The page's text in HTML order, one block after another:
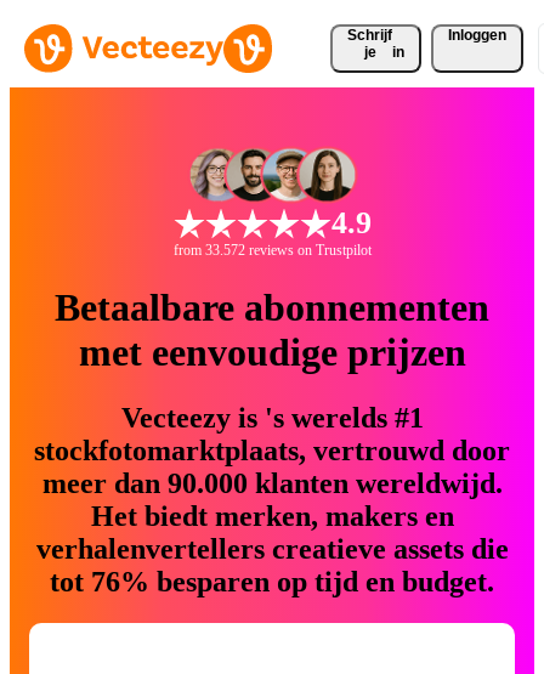
Schrijf
je
in
Inloggen
4.9
from 33.572 reviews on Trustpilot
Betaalbare abonnementen
met eenvoudige prijzen
Vecteezy is 's werelds #1
stockfotomarktplaats, vertrouwd door
meer dan 90.000 klanten wereldwijd.
Het biedt merken, makers en
verhalenvertellers creatieve assets die
tot 76% besparen op tijd en budget.